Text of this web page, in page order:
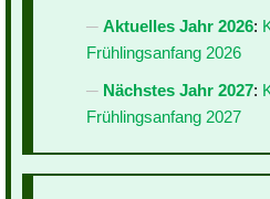
Aktuelles Jahr 2026:
Frühlingsanfang 2026
Nächstes Jahr 2027:
Frühlingsanfang 2027